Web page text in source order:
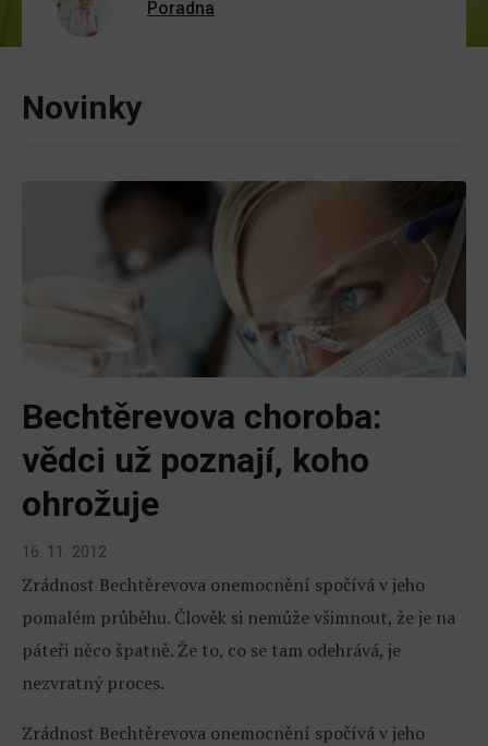
Poradna
Novinky
Bechtěrevova choroba:
vědci už poznají, koho
ohrožuje
16. 11. 2012
Zrádnost Bechtěrevova onemocnění spočívá v jeho
pomalém průběhu. Člověk si nemůže všimnout, že je na
páteři něco špatně. Že to, co se tam odehrává, je
nezvratný proces.
Zrádnost Bechtěrevova onemocnění spočívá v jeho